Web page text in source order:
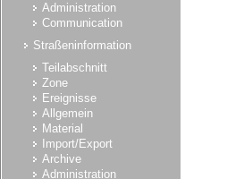
Administration
Communication
Straßeninformation
Teilabschnitt
Zone
Ereignisse
Allgemein
Material
Import/Export
Archive
Administration